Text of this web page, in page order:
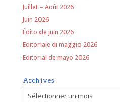
Juillet – Août 2026
Juin 2026
Édito de juin 2026
Editoriale di maggio 2026
Editorial de mayo 2026
Archives
Archives